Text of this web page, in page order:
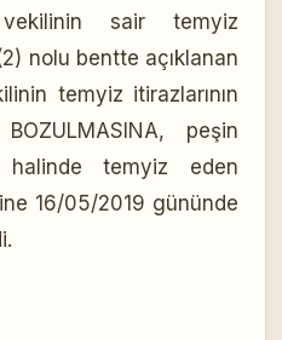
sair temyiz
nolu bentte açıklanan
temyiz itirazlarının
peşin
halinde temyiz eden
16/05/2019 gününde